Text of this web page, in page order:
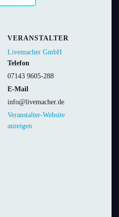
VERANSTALTER
Livemacher GmbH
Telefon
07143 9605-288
E-Mail
info@livemacher.de
Veranstalter-Website
anzeigen